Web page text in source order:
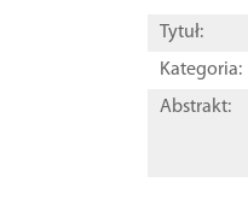
Tytuł:
Kategoria:
Abstrakt: